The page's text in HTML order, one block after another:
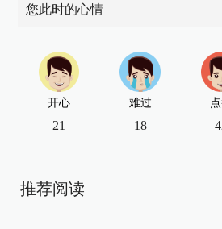
您此时的心情
开心
21
难过
18
推荐阅读